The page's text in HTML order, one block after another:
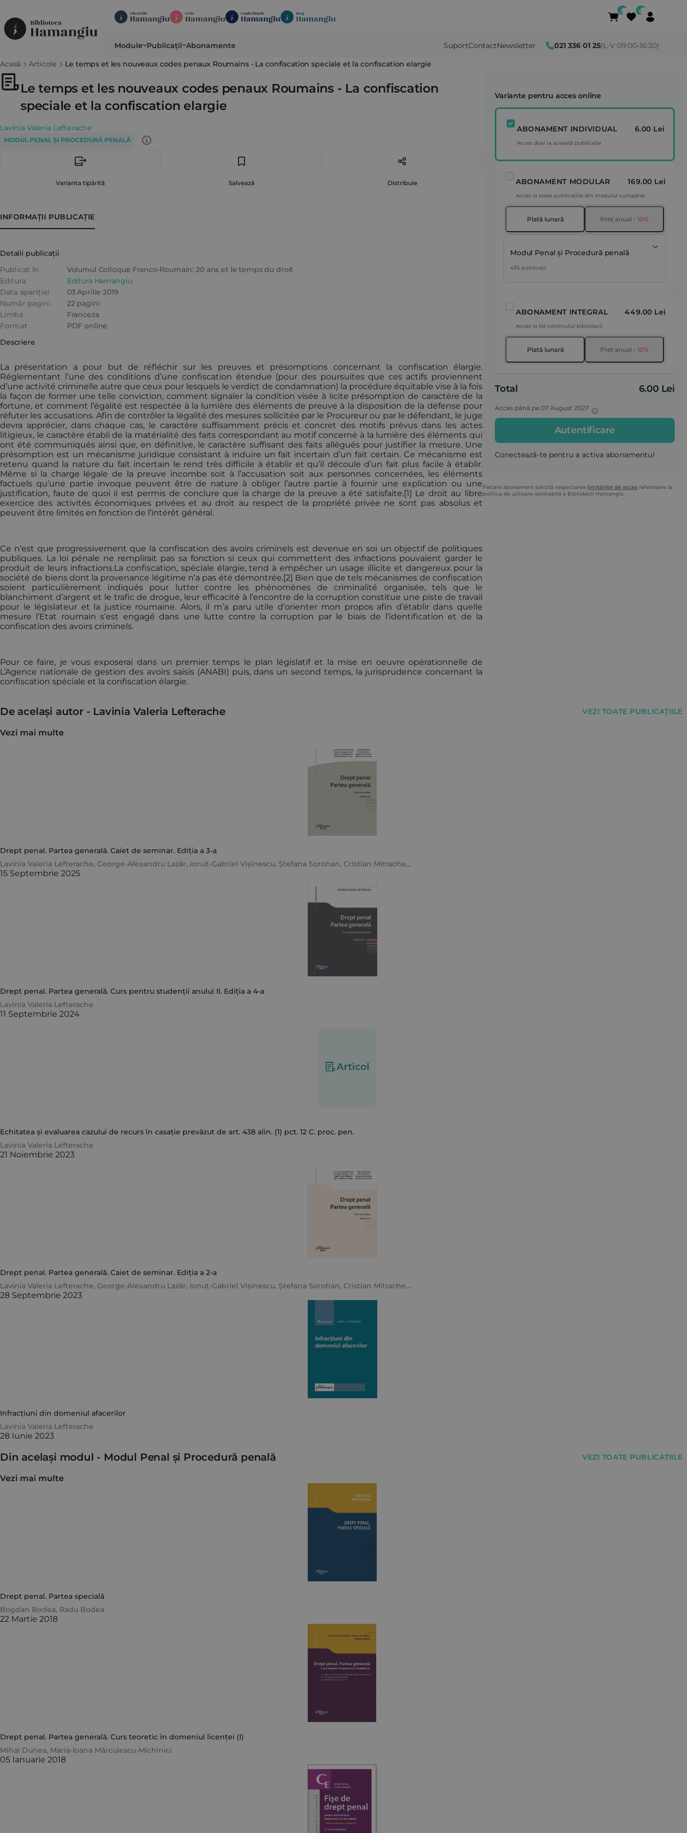
Module Publicații Abonamente SuportContactNewsletter 021 336 01 25(L-V 09:00-16:30)
Acasă Articole Le temps et les nouveaux codes penaux Roumains - La confiscation speciale et la confiscation elargie
Le temps et les nouveaux codes penaux Roumains - La confiscation
speciale et la confiscation elargie
Lavinia Valeria Lefterache
MODUL PENAL ȘI PROCEDURĂ PENALĂ
Varianta tipărită Salvează Distribuie
INFORMAȚII PUBLICAȚIE
Detalii publicații
Publicat în
Volumul Colloque Franco-Roumain: 20 ans et le temps du droit
Editura
Editura Hamangiu
Data apariției
03 Aprilie 2019
Număr pagini
22 pagini
Limba
Franceza
Format
PDF online
Descriere
La présentation a pour but de réfléchir sur les preuves et présomptions concernant la confiscation élargie.
Réglementant l’une des conditions d’une confiscation étendue (pour des poursuites que ces actifs proviennent
d’une activité criminelle autre que ceux pour lesquels le verdict de condamnation) la procédure équitable vise à la fois
la façon de former une telle conviction, comment signaler la condition visée à licite présomption de caractère de la
fortune, et comment l’égalité est respectée à la lumière des éléments de preuve à la disposition de la défense pour
réfuter les accusations. Afin de contrôler la légalité des mesures sollicitée par le Procureur ou par le défendant, le juge
devra apprécier, dans chaque cas, le caractère suffisamment précis et concret des motifs prévus dans les actes
litigieux, le caractère établi de la matérialité des faits correspondant au motif concerné à la lumière des éléments qui
ont été communiqués ainsi que, en définitive, le caractère suffisant des faits allégués pour justifier la mesure. Une
présomption est un mécanisme juridique consistant à induire un fait incertain d’un fait certain. Ce mécanisme est
retenu quand la nature du fait incertain le rend très difficile à établir et qu’il découle d’un fait plus facile à établir.
Même si la charge légale de la preuve incombe soit à l’accusation soit aux personnes concernées, les éléments
factuels qu’une partie invoque peuvent être de nature à obliger l’autre partie à fournir une explication ou une
justification, faute de quoi il est permis de conclure que la charge de la preuve a été satisfaite.[1] Le droit au libre
exercice des activités économiques privées et au droit au respect de la propriété privée ne sont pas absolus et
peuvent être limités en fonction de l’intérêt général.
Ce n’est que progressivement que la confiscation des avoirs criminels est devenue en soi un objectif de politiques
publiques. La loi pénale ne remplirait pas sa fonction si ceux qui commettent des infractions pouvaient garder le
produit de leurs infractions.La confiscation, spéciale élargie, tend à empêcher un usage illicite et dangereux pour la
société de biens dont la provenance légitime n’a pas été démontrée.[2] Bien que de tels mécanismes de confiscation
soient particulièrement indiqués pour lutter contre les phénomènes de criminalité organisée, tels que le
blanchiment d’argent et le trafic de drogue, leur efficacité à l’encontre de la corruption constitue une piste de travail
pour le législateur et la justice roumaine. Alors, il m’a paru utile d’orienter mon propos afin d’établir dans quelle
mesure l’Etat roumain s’est engagé dans une lutte contre la corruption par le biais de l’identification et de la
confiscation des avoirs criminels.
Pour ce faire, je vous exposerai dans un premier temps le plan législatif et la mise en oeuvre opérationnelle de
L’Agence nationale de gestion des avoirs saisis (ANABI) puis, dans un second temps, la jurisprudence concernant la
confiscation spéciale et la confiscation élargie.
Variante pentru acces online
ABONAMENT INDIVIDUAL 6.00 Lei
Acces doar la această publicație
ABONAMENT MODULAR 169.00 Lei
Acces la toate publicațiile din modulul cumpărat
Plată lunară Preț anual - 10%
Modul Penal și Procedură penală
435 publicații
ABONAMENT INTEGRAL 449.00 Lei
Acces la tot conținutul bibliotecii
Plată lunară Preț anual - 10%
Total 6.00 Lei
Acces până pe 07 August 2027
Autentificare
Conectează-te pentru a activa abonamentul
Fiecare abonament solicită respectarea limitărilor de acces referitoare la
politica de utilizare rezonabilă a Bibliotecii Hamangiu
De același autor - Lavinia Valeria Lefterache VEZI TOATE PUBLICAȚIILE
Vezi mai multe
Drept penal. Partea generală. Caiet de seminar. Ediția a 3-a
Lavinia Valeria Lefterache, George-Alexandru Lazăr, Ionuț-Gabriel Vișinescu, Ștefana Sorohan, Cristian Mitrache...
15 Septembrie 2025
Drept penal. Partea generală. Curs pentru studenții anului II. Ediția a 4-a
Lavinia Valeria Lefterache
11 Septembrie 2024
Echitatea și evaluarea cazului de recurs în casație prevăzut de art. 438 alin. (1) pct. 12 C. proc. pen.
Lavinia Valeria Lefterache
21 Noiembrie 2023
Drept penal. Partea generală. Caiet de seminar. Ediția a 2-a
Lavinia Valeria Lefterache, George-Alexandru Lazăr, Ionuț-Gabriel Vișinescu, Ștefana Sorohan, Cristian Mitrache...
28 Septembrie 2023
Infracțiuni din domeniul afacerilor
Lavinia Valeria Lefterache
28 Iunie 2023
Din același modul - Modul Penal și Procedură penală VEZI TOATE PUBLICAȚIILE
Vezi mai multe
Drept penal. Partea specială
Bogdan Bodea, Radu Bodea
22 Martie 2018
Drept penal. Partea generală. Curs teoretic în domeniul licenței (I)
Mihai Dunea, Maria-Ioana Mărculescu-Michinici
05 Ianuarie 2018